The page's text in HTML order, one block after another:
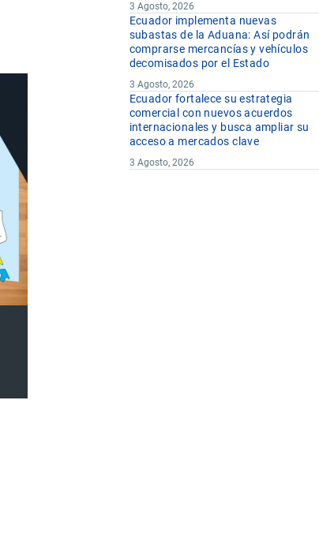
3 Agosto, 2026
Ecuador implementa nuevas
subastas de la Aduana: Así podrán
comprarse mercancías y vehículos
decomisados por el Estado
3 Agosto, 2026
Ecuador fortalece su estrategia
comercial con nuevos acuerdos
internacionales y busca ampliar su
acceso a mercados clave
3 Agosto, 2026